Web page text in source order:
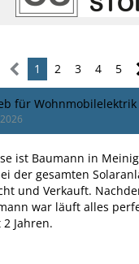
1 2 3 4 5
für
ist Baumann in
der gesamten
und Verkauft.
war läuft alles
Jahren.